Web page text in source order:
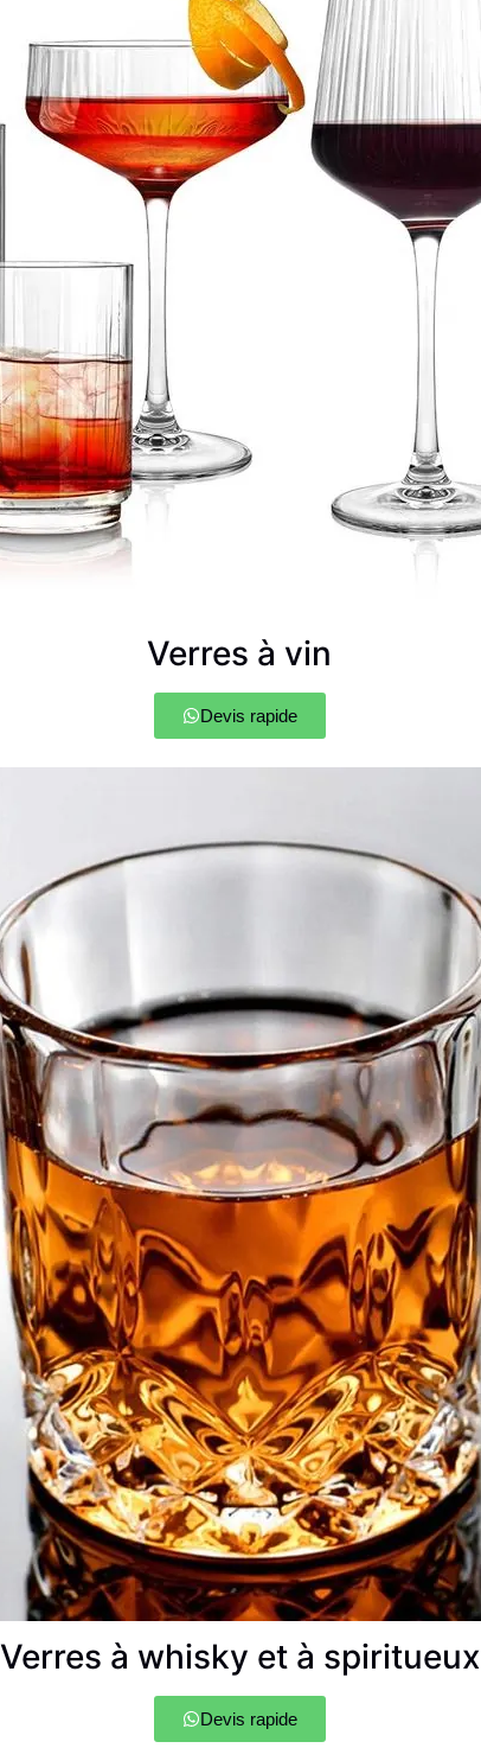
Verres à vin
Devis rapide
Verres à whisky et à spiritueux
Devis rapide